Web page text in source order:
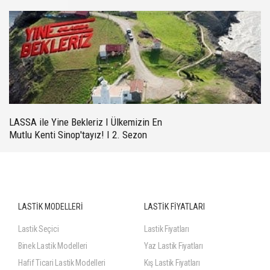
LASSA ile Yine Bekleriz I Ülkemizin En
Mutlu Kenti Sinop'tayız! I 2. Sezon
LASTİK MODELLERİ
Lastik Seçici
Binek Lastik Modelleri
Hafif Ticari Lastik Modelleri
LASTİK FİYATLARI
Lastik Fiyatları
Yaz Lastik Fiyatları
Kış Lastik Fiyatları